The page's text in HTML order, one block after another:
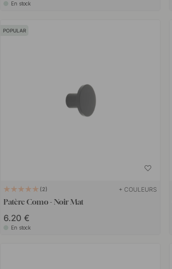
En stock
POPULAR
2 + COULEURS
Patère Como - Noir Mat
6.20 €
En stock